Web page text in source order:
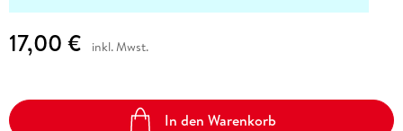
17,00 € inkl. Mwst.
In den Warenkorb